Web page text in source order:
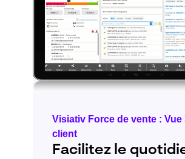
Visiativ Force de vente : Vue
client
Facilitez le